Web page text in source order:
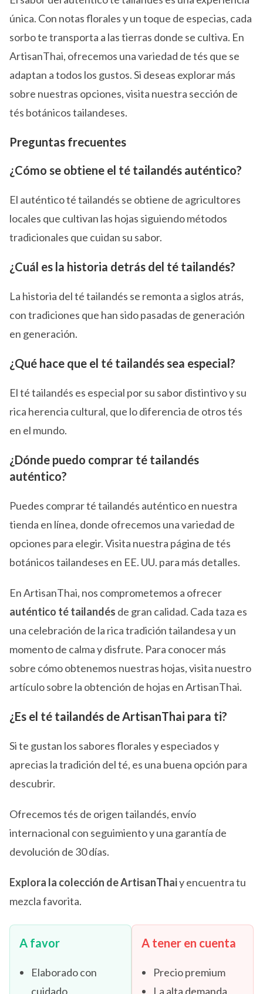
única. Con notas florales y un toque de especias, cada
sorbo te transporta a las tierras donde se cultiva. En
ArtisanThai, ofrecemos una variedad de tés que se
adaptan a todos los gustos. Si deseas explorar más
sobre nuestras opciones, visita nuestra sección de
tés botánicos tailandeses.
Preguntas frecuentes
¿Cómo se obtiene el té tailandés auténtico?
El auténtico té tailandés se obtiene de agricultores
locales que cultivan las hojas siguiendo métodos
tradicionales que cuidan su sabor.
¿Cuál es la historia detrás del té tailandés?
La historia del té tailandés se remonta a siglos atrás,
con tradiciones que han sido pasadas de generación
en generación.
¿Qué hace que el té tailandés sea especial?
El té tailandés es especial por su sabor distintivo y su
rica herencia cultural, que lo diferencia de otros tés
en el mundo.
¿Dónde puedo comprar té tailandés
auténtico?
Puedes comprar té tailandés auténtico en nuestra
tienda en línea, donde ofrecemos una variedad de
opciones para elegir. Visita nuestra página de tés
botánicos tailandeses en EE. UU. para más detalles.
En ArtisanThai, nos comprometemos a ofrecer
auténtico té tailandés de gran calidad. Cada taza es
una celebración de la rica tradición tailandesa y un
momento de calma y disfrute. Para conocer más
sobre cómo obtenemos nuestras hojas, visita nuestro
artículo sobre la obtención de hojas en ArtisanThai.
¿Es el té tailandés de ArtisanThai para ti?
Si te gustan los sabores florales y especiados y
aprecias la tradición del té, es una buena opción para
descubrir.
Ofrecemos tés de origen tailandés, envío
internacional con seguimiento y una garantía de
devolución de 30 días.
Explora la colección de ArtisanThaiy encuentra tu
mezcla favorita.
A favor
Elaborado con
cuidado
A tener en cuenta
Precio premium
La alta demanda